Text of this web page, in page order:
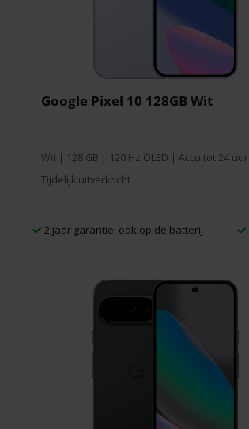
Google Pixel 10 128GB Wit
Wit| 128 GB | 120 Hz OLED | Accu tot 24 uur
Tijdelijk uitverkocht
2 jaar garantie, ook op de batterij